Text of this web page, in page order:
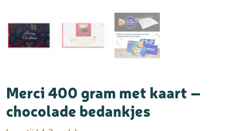
Merci 400 gram met kaart –
chocolade bedankjes